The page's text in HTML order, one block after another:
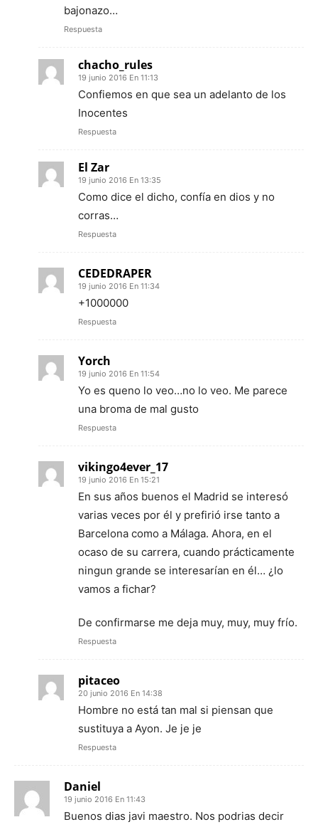
bajonazo…
Respuesta
chacho_rules
19 junio 2016 En 11:13
Confiemos en que sea un adelanto de los
Inocentes
Respuesta
El Zar
19 junio 2016 En 13:35
Como dice el dicho, confía en dios y no
corras…
Respuesta
CEDEDRAPER
19 junio 2016 En 11:34
+1000000
Respuesta
Yorch
19 junio 2016 En 11:54
Yo es queno lo veo…no lo veo. Me parece
una broma de mal gusto
Respuesta
vikingo4ever_17
19 junio 2016 En 15:21
En sus años buenos el Madrid se interesó
varias veces por él y prefirió irse tanto a
Barcelona como a Málaga. Ahora, en el
ocaso de su carrera, cuando prácticamente
ningun grande se interesarían en él… ¿lo
vamos a fichar?
De confirmarse me deja muy, muy, muy frío.
Respuesta
pitaceo
20 junio 2016 En 14:38
Hombre no está tan mal si piensan que
sustituya a Ayon. Je je je
Respuesta
Daniel
19 junio 2016 En 11:43
Buenos dias javi maestro. Nos podrias decir